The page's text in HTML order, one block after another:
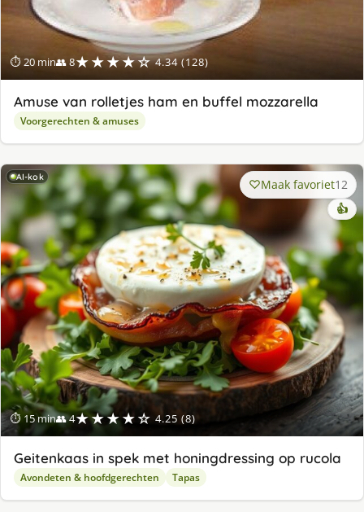
⏱ 20 min👥 8★★★★☆ 4.34 (128)
Amuse van rolletjes ham en buffel mozzarella
Voorgerechten & amuses
AI-kok
⏱ 15 min👥 4★★★★☆ 4.25 (8)
Maak favoriet12
👍
Geitenkaas in spek met honingdressing op rucola
Avondeten & hoofdgerechten Tapas